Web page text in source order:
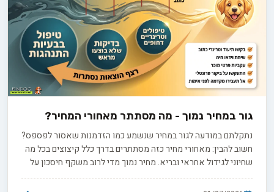
גור במחיר נמוך - מה מסתתר מאחורי המחיר?
נתקלתם במודעה לגור במחיר שנשמע כמו הזדמנות שאסור לפספס?
חשוב להבין: מאחורי מחיר כזה מסתתרים בדרך כלל קיצוצים בכל מה
שחיוני לגידול אחראי ובריא. מחיר נמוך מדי לרוב משקף חיסכון על
חשבון בדיקות וטרינריות, חיסונים חיוניים או תנאי גידול נאותים. כאן
נסביר איך להבחין בין הזדמנות אמיתית לנורת אזהרה, וניתן לכם את